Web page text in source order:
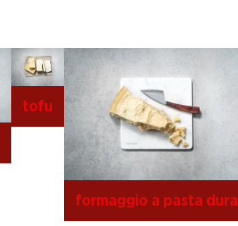
tofu
formaggio a pasta dura